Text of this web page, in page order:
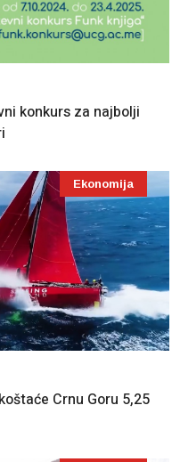
konkurs za najbolji
Ekonomija
Crnu Goru 5,25